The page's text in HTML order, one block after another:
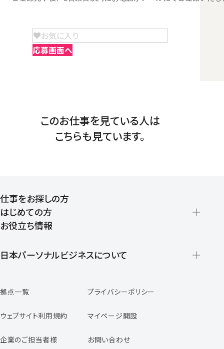
お気に入り
応募画面へ
このお仕事を見ている人は
こちらも見ています。
仕事をお探しの方
はじめての方
登録から就業開始までの流れ
お役立ち情報
日本パーソナルビジネスについて
スタッフの声
専任コンサルタントの声
福利厚生のご案内
拠点一覧 プライバシーポリシー
ウェブサイト利用規約 マイページ開設
企業のご担当者様 お問い合わせ